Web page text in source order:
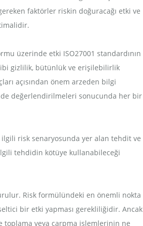
faktörler riskin doğuracağı etki ve
üzerinde etki ISO27001 standardının
gizlilik, bütünlük ve erişilebilirlik
açısından önem arzeden bilgi
değerlendirilmeleri sonucunda her bir
ilgili risk senaryosunda yer alan tehdit ve
tehdidin kötüye kullanabileceği
Risk formülündeki en önemli nokta
bir etki yapması gerekliliğidir. Ancak
toplama veya çarpma işlemlerinin ne